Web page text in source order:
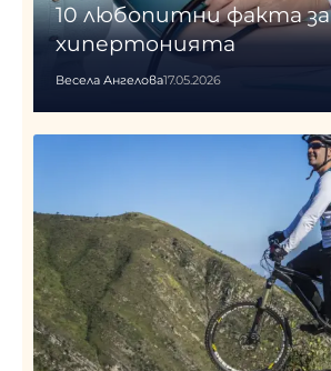
10 любопитни факта за
хипертонията
Весела Ангелова17.05.2026